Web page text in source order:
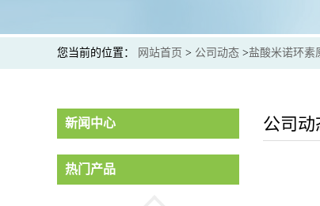
您当前的位置： 网站首页 > 公司动态 >盐酸米诺环素
新闻中心
热门产品
公司动